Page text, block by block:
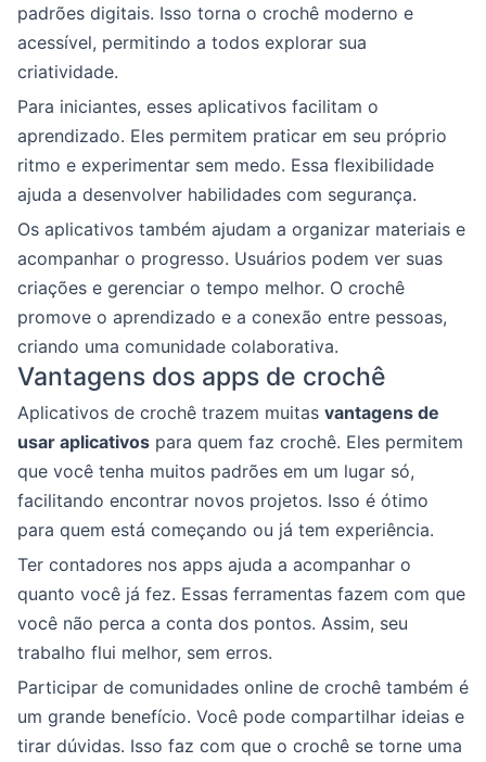
padrões digitais. Isso torna o crochê moderno e
acessível, permitindo a todos explorar sua
criatividade.
Para iniciantes, esses aplicativos facilitam o
aprendizado. Eles permitem praticar em seu próprio
ritmo e experimentar sem medo. Essa flexibilidade
ajuda a desenvolver habilidades com segurança.
Os aplicativos também ajudam a organizar materiais e
acompanhar o progresso. Usuários podem ver suas
criações e gerenciar o tempo melhor. O crochê
promove o aprendizado e a conexão entre pessoas,
criando uma comunidade colaborativa.
Vantagens dos apps de crochê
Aplicativos de crochê trazem muitas vantagens de
usar aplicativos para quem faz crochê. Eles permitem
que você tenha muitos padrões em um lugar só,
facilitando encontrar novos projetos. Isso é ótimo
para quem está começando ou já tem experiência.
Ter contadores nos apps ajuda a acompanhar o
quanto você já fez. Essas ferramentas fazem com que
você não perca a conta dos pontos. Assim, seu
trabalho flui melhor, sem erros.
Participar de comunidades online de crochê também é
um grande benefício. Você pode compartilhar ideias e
tirar dúvidas. Isso faz com que o crochê se torne uma